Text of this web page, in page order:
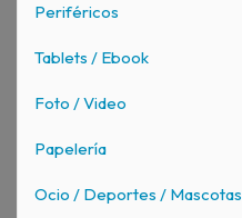
Periféricos
Tablets / Ebook
Foto / Video
Papelería
Ocio / Deportes / Mascotas